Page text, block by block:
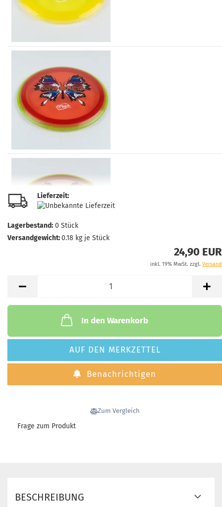
Lieferzeit:
Lagerbestand: 0 Stück
Versandgewicht:0.18 kg je Stück
24,90 EUR
inkl. 19% MwSt. zzgl. Versand
In den Warenkorb
AUF DEN MERKZETTEL
Benachrichtigen
Zum Vergleich
Frage zum Produkt
BESCHREIBUNG